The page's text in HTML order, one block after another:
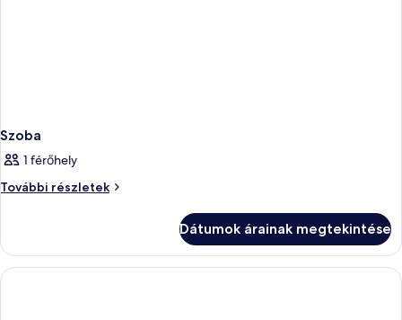
Szoba
1 férőhely
További részletek
Szoba
Dátumok árainak megtekintése